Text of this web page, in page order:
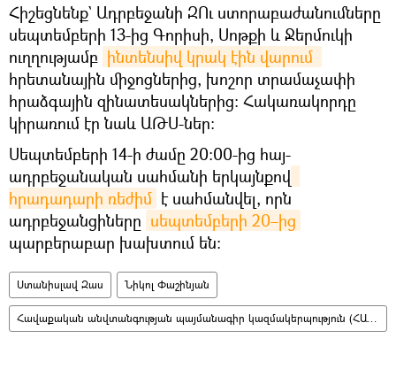
Հիշեցնենք` Ադրբեջանի ԶՈւ ստորաբաժանումները
սեպտեմբերի 13-ից Գորիսի, Սոթքի և Ջերմուկի
ուղղությամբ
հրետանային միջոցներից, խոշոր տրամաչափի
հրաձգային զինատեսակներից։ Հակառակորդը
կիրառում էր նաև ԱԹՍ-ներ:
Սեպտեմբերի 14-ի ժամը 20։00-ից հայ-
ադրբեջանական սահմանի երկայնքով
հրադադարի ռեժիմ է սահմանվել, որն
ադրբեջանցիները սեպտեմբերի 20–ից
պարբերաբար խախտում են։
Ստանիսլավ Զաս Նիկոլ Փաշինյան
Հավաքական անվտանգության պայմանագիր կազմակերպություն (ՀԱՊԿ)